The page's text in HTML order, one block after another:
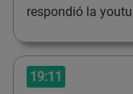
respondió la
19:11